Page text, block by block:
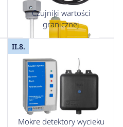
Czujniki wartości
granicznej
II.8.
Mokre detektory wycieku